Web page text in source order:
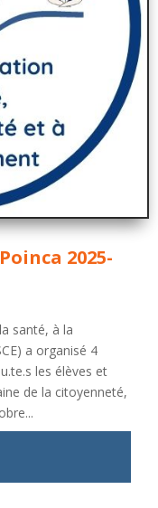
2025-
santé, à la
a organisé 4
les élèves et
de la citoyenneté,